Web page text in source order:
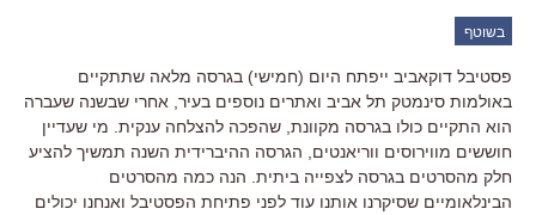
בשוטף
פסטיבל דוקאביב ייפתח היום (חמישי) בגרסה מלאה שתתקיים
באולמות סינמטק תל אביב ואתרים נוספים בעיר, אחרי שבשנה שעברה
הוא התקיים כולו בגרסה מקוונת, שהפכה להצלחה ענקית. מי שעדיין
חוששים מווירוסים ווריאנטים, הגרסה ההיברידית השנה תמשיך להציע
חלק מהסרטים בגרסה לצפייה ביתית. הנה כמה מהסרטים
הבינלאומיים שסיקרנו אותנו עוד לפני פתיחת הפסטיבל ואנחנו יכולים